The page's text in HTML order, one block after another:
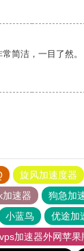
简洁，一目了然。
旋风加速度器
加速器
狗急加
小蓝鸟 优途加
加速器外网苹果